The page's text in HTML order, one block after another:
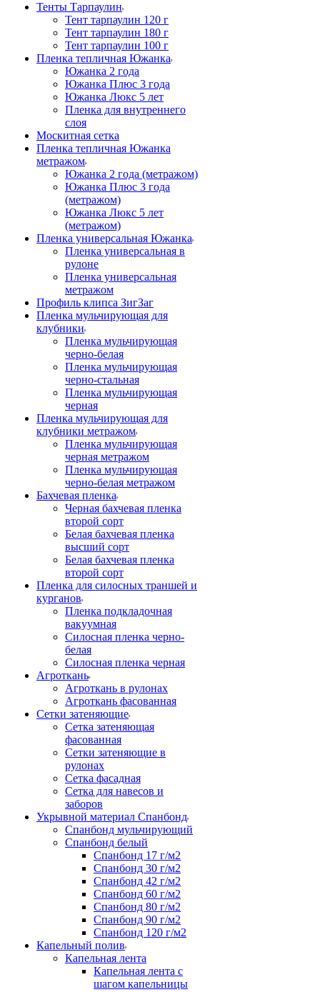
Тенты Тарпаулин
Тент тарпаулин 120 г
Тент тарпаулин 180 г
Тент тарпаулин 100 г
Пленка тепличная Южанка
Южанка 2 года
Южанка Плюс 3 года
Южанка Люкс 5 лет
Пленка для внутреннего
слоя
Москитная сетка
Пленка тепличная Южанка
метражом
Южанка 2 года (метражом)
Южанка Плюс 3 года
(метражом)
Южанка Люкс 5 лет
(метражом)
Пленка универсальная Южанка
Пленка универсальная в
рулоне
Пленка универсальная
метражом
Профиль клипса ЗигЗаг
Пленка мульчирующая для
клубники
Пленка мульчирующая
черно-белая
Пленка мульчирующая
черно-стальная
Пленка мульчирующая
черная
Пленка мульчирующая для
клубники метражом
Пленка мульчирующая
черная метражом
Пленка мульчирующая
черно-белая метражом
Бахчевая пленка
Черная бахчевая пленка
второй сорт
Белая бахчевая пленка
высший сорт
Белая бахчевая пленка
второй сорт
Пленка для силосных траншей и
курганов
Пленка подкладочная
вакуумная
Силосная пленка черно-
белая
Силосная пленка черная
Агроткань
Агроткань в рулонах
Агроткань фасованная
Сетки затеняющие
Сетка затеняющая
фасованная
Сетки затеняющие в
рулонах
Сетка фасадная
Сетка для навесов и
заборов
Укрывной материал Спанбонд
Спанбонд мульчирующий
Спанбонд белый
Спанбонд 17 г/м2
Спанбонд 30 г/м2
Спанбонд 42 г/м2
Спанбонд 60 г/м2
Спанбонд 80 г/м2
Спанбонд 90 г/м2
Спанбонд 120 г/м2
Капельный полив
Капельная лента
Капельная лента с
шагом капельницы